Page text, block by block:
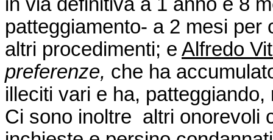
patteggiamento- a 2 mesi
altri procedimenti; e Alfredo
preferenze, che ha
illeciti vari e ha,
Ci sono inoltre altri onorevoli